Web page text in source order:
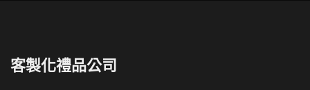
客製化禮品公司